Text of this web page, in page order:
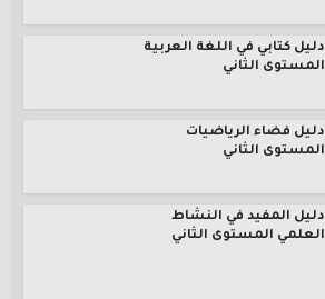
دليل كتابي في اللغة العربية
المستوى الثاني
دليل فضاء الرياضيات
المستوى الثاني
دليل المفيد في النشاط
العلمي المستوى الثاني